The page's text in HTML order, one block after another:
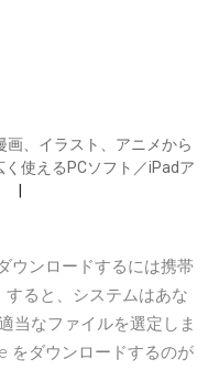
画、イラスト、アニメから
使えるPCソフト／iPadア
ウンロードするには携帯
ると、システムはあな
当なファイルを選定しま
をダウンロードするのが